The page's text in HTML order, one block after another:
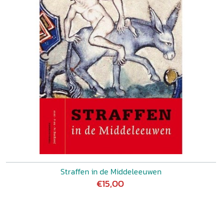
Straffen in de Middeleeuwen
€15,00